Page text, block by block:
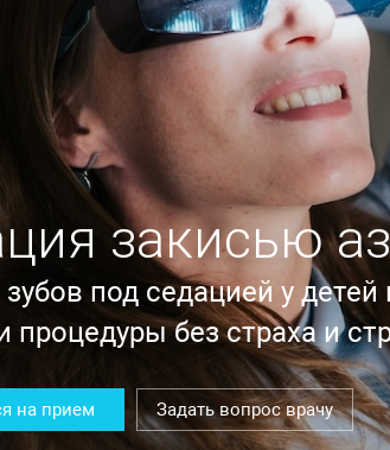
закисью
под седацией у
процедуры без страха и
на прием Задать вопрос врачу